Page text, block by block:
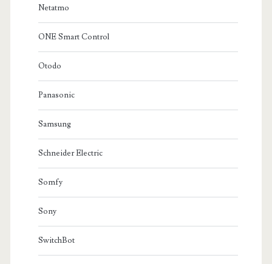
Netatmo
ONE Smart Control
Otodo
Panasonic
Samsung
Schneider Electric
Somfy
Sony
SwitchBot